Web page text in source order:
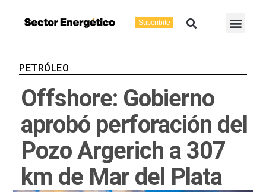
Suscribite Buscar
PETRÓLEO
Offshore: Gobierno
aprobó perforación del
Pozo Argerich a 307
km de Mar del Plata